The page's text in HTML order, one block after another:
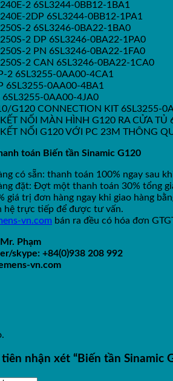
2 6SL3244-0BB12-1BA1
2DP 6SL3244-0BB12-1PA1
2 6SL3246-0BA22-1BA0
2 DP 6SL3246-0BA22-1PA0
2 PN 6SL3246-0BA22-1FA0
2 CAN 6SL3246-0BA22-1CA0
2 6SL3255-0AA00-4CA1
6SL3255-0AA00-4BA1
6SL3255-0AA00-4JA0
G120 CONNECTION KIT 6SL3255-
NỐI MÀN HÌNH G120 RA CỬA TỦ
NỐI G120 VỚI PC 23M THÔNG
toán Biến tần Sinamic G120
có sẵn: thanh toán 100% ngay sau
đặt: Đợt một thanh toán 30% tổng
trị đơn hàng ngay khi giao hàng
hệ trực tiếp để được tư vấn.
vn.com bán ra đều có hóa đơn
Phạm
skype: +84(0)938 208 992
vn.com
nhận xét “Biến tần Sinamic